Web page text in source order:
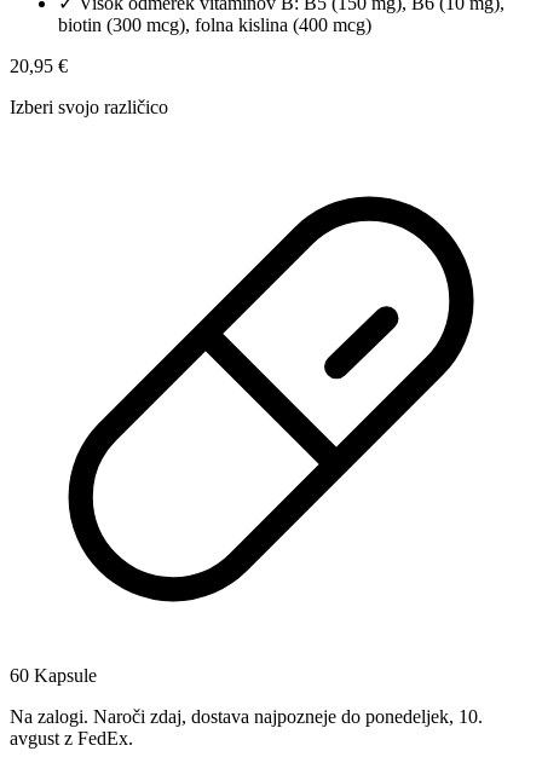
biotin (300 mcg), folna kislina (400 mcg)
20,95 €
Izberi svojo različico
60 Kapsule
Na zalogi. Naroči zdaj, dostava najpozneje do ponedeljek, 10.
avgust z FedEx.